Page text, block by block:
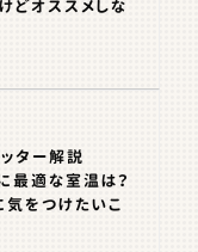
どオススメしな
ター解説
最適な室温は？
気をつけたいこ